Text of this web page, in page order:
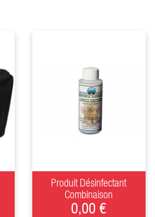
+
Produit Désinfectant
Combinaison
0,00 €